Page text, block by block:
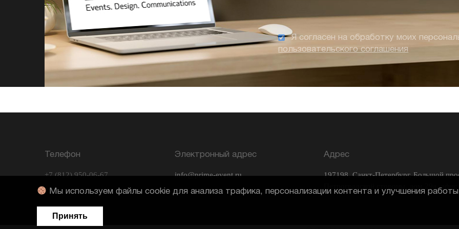
Я согласен на обработку моих
пользовательского соглашения
Телефон
+7 (812) 950-06-67
Электронный адрес
info@prime-event.ru
Адрес
197198, Санкт-Петербург, Большой
Петроградской стороны, дом 29а, офис
Мы используем файлы cookie для анализа трафика, персонализации контента и улучшения
Принять